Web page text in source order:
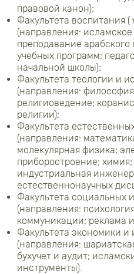
правовой канон);
Факультета воспитания (
(направления:
преподавание
учебных программ;
начальной школы);
Факультета теологии и
(направления:
религиоведение;
религии);
Факультета
(направления:
молекулярная физика;
приборостроение; химия;
индустриальная
естественнонаучных
Факультета социальных
(направления:
коммуникации; реклама и
Факультета экономики и
(направления:
бухучет и аудит;
инструменты).